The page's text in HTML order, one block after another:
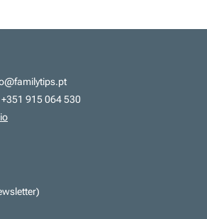
+351 915 064 530